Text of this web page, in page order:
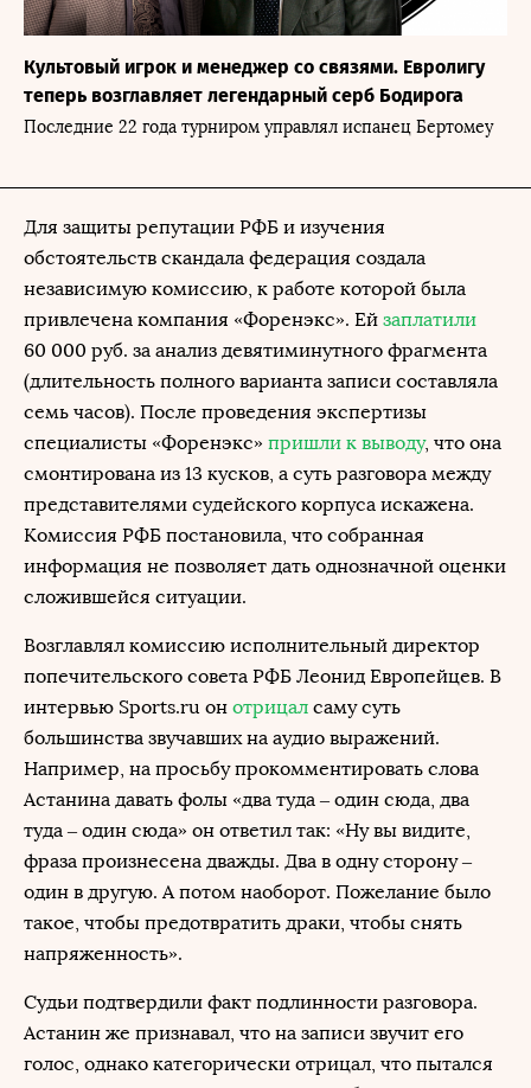
Культовый игрок и менеджер со связями. Евролигу
теперь возглавляет легендарный серб Бодирога
Последние 22 года турниром управлял испанец Бертомеу
Для защиты репутации РФБ и изучения
обстоятельств скандала федерация создала
независимую комиссию, к работе которой была
привлечена компания «Форенэкс». Ей заплатили
60 000 руб. за анализ девятиминутного фрагмента
(длительность полного варианта записи составляла
семь часов). После проведения экспертизы
специалисты «Форенэкс» пришли к выводу, что она
смонтирована из 13 кусков, а суть разговора между
представителями судейского корпуса искажена.
Комиссия РФБ постановила, что собранная
информация не позволяет дать однозначной оценки
сложившейся ситуации.
Возглавлял комиссию исполнительный директор
попечительского совета РФБ Леонид Европейцев. В
интервью Sports.ru он отрицал саму суть
большинства звучавших на аудио выражений.
Например, на просьбу прокомментировать слова
Астанина давать фолы «два туда – один сюда, два
туда – один сюда» он ответил так: «Ну вы видите,
фраза произнесена дважды. Два в одну сторону –
один в другую. А потом наоборот. Пожелание было
такое, чтобы предотвратить драки, чтобы снять
напряженность».
Судьи подтвердили факт подлинности разговора.
Астанин же признавал, что на записи звучит его
голос, однако категорически отрицал, что пытался